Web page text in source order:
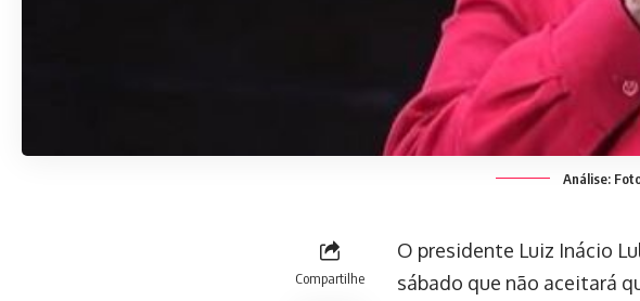
Análise:
Compartilhe
O presidente Luiz Inácio
sábado que não aceitará